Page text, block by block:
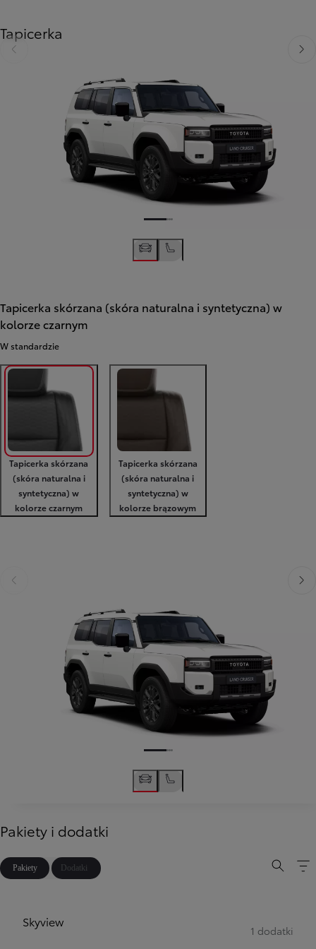
Tapicerka
Poprzedni
Tapicerka skórzana (skóra naturalna i syntetyczna) w
kolorze czarnym
W standardzie
Tapicerka skórzana
(skóra naturalna i
syntetyczna) w
kolorze czarnym
Tapicerka skórzana
(skóra naturalna i
syntetyczna) w
kolorze brązowym
Poprzedni
Pakiety i dodatki
Pakiety Dodatki
Skyview
1 dodatki